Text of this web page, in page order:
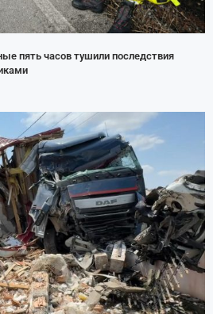
пять часов тушили последствия